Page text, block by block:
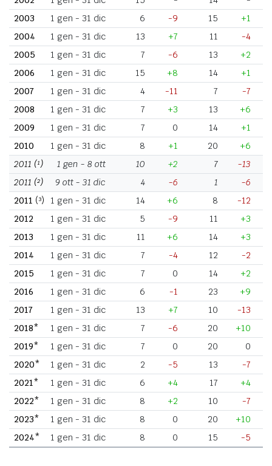
2003
1 gen - 31 dic 6 -9 15
+1
2004
1 gen - 31 dic 13 +7 11
-4
2005
1 gen - 31 dic 7 -6 13
+2
2006
1 gen - 31 dic 15 +8 14
+1
2007
1 gen - 31 dic 4 -11 7
-7
2008
1 gen - 31 dic 7 +3 13
+6
2009
1 gen - 31 dic 7 0 14
+1
2010
1 gen - 31 dic 8 +1 20
+6
2011 (¹) 1 gen - 8 ott 10 +2 7
-13
2011 (²) 9 ott - 31 dic 4 -6 1
-6
2011 (³) 1 gen - 31 dic 14 +6 8
-12
2012
1 gen - 31 dic 5 -9 11
+3
2013
1 gen - 31 dic 11 +6 14
+3
2014
1 gen - 31 dic 7 -4 12
-2
2015
1 gen - 31 dic 7 0 14
+2
2016
1 gen - 31 dic 6 -1 23
+9
2017
1 gen - 31 dic 13 +7 10
-13
2018*
1 gen - 31 dic 7 -6 20
+10
2019*
1 gen - 31 dic 7 0 20
0
2020*
1 gen - 31 dic 2 -5 13
-7
2021*
1 gen - 31 dic 6 +4 17
+4
2022*
1 gen - 31 dic 8 +2 10
-7
2023*
1 gen - 31 dic 8 0 20
+10
2024*
1 gen - 31 dic 8 0 15 -5